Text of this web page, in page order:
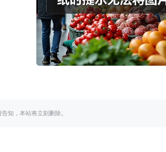
知，本站将立刻删除。